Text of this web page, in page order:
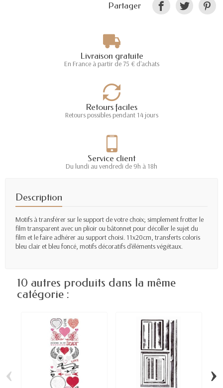
Partager
Livraison gratuite
En France à partir de 75 € d'achats
Retours faciles
Retours possibles pendant 14 jours
Service client
Du lundi au vendredi de 9h à 18h
Description
Motifs à transférer sur le support de votre choix; simplement frotter le
film transparent avec un plioir ou bâtonnet pour décoller le sujet du
film et le faire adhérer au support choisi. 11x20cm, transferts coloris
bleu clair et bleu foncé, motifs décoratifs d'éléments végétaux.
10 autres produits dans la même
catégorie :
‹ ›